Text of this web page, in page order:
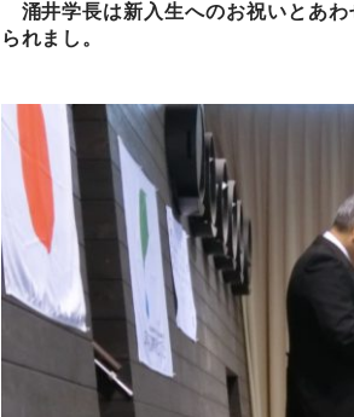
涌井学長は新入生へのお祝いとあ
られまし。